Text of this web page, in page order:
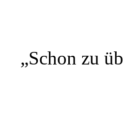
„Schon zu